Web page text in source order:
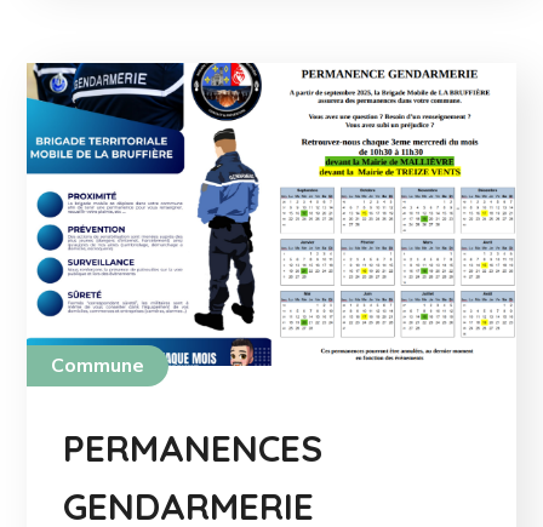
Commune
PERMANENCES
GENDARMERIE